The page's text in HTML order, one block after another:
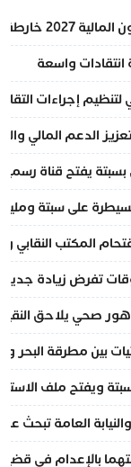
المقبل
واسعة
لتنظيم إجراءات
الدعم المالي
بسبتة يفتح قناة
على سبتة
المكتب النقابي
تفرض زيادة
صحي يلاحق النقيب
بين مطرقة البحر
ويفتح ملف